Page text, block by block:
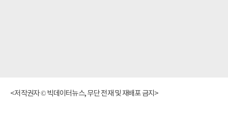
<저작권자 © 빅데이터뉴스, 무단 전재 및 재배포 금지>